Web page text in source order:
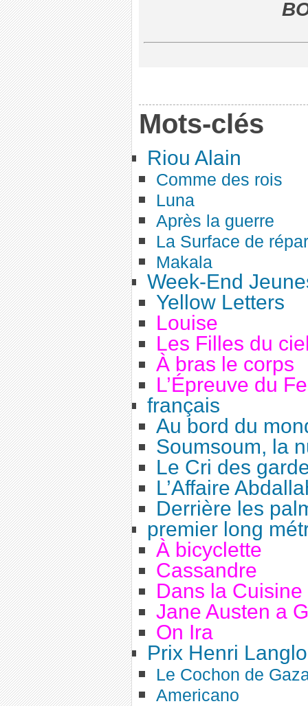
Mots-clés
Riou Alain
Comme des rois
Luna
Après la guerre
La Surface de
Makala
Week-End
Yellow Letters
Louise
Les Filles du
À bras le corps
L’Épreuve du
français
Au bord du
Soumsoum, la
Le Cri des
L’Affaire
Derrière les
premier long
À bicyclette
Cassandre
Dans la
Jane Austen a
On Ira
Prix Henri
Le Cochon de
Americano